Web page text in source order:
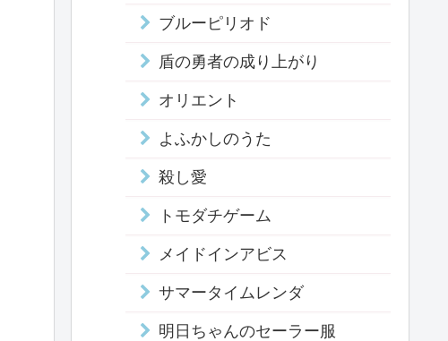
ブルーピリオド
盾の勇者の成り上がり
オリエント
よふかしのうた
殺し愛
トモダチゲーム
メイドインアビス
サマータイムレンダ
明日ちゃんのセーラー服